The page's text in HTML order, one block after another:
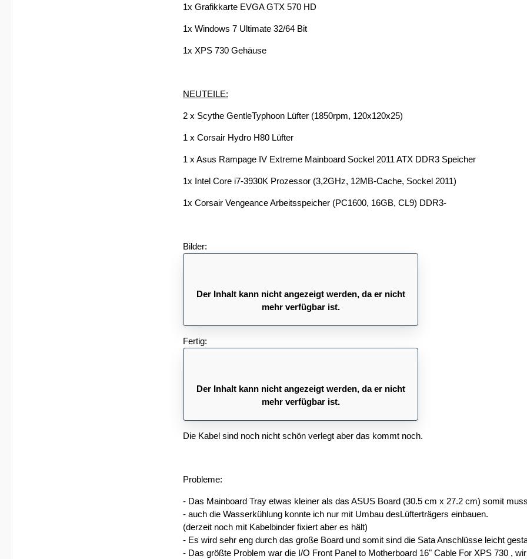
1x Grafikkarte EVGA GTX 570 HD
1x Windows 7 Ultimate 32/64 Bit
1x XPS 730 Gehäuse
NEUTEILE:
2 x Scythe GentleTyphoon Lüfter (1850rpm, 120x120x25)
1 x Corsair Hydro H80 Lüfter
1 x Asus Rampage IV Extreme Mainboard Sockel 2011 ATX DDR3 Speicher
1x Intel Core i7-3930K Prozessor (3,2GHz, 12MB-Cache, Sockel 2011)
1x Corsair Vengeance Arbeitsspeicher (PC1600, 16GB, CL9) DDR3-
Bilder:
Der Inhalt kann nicht angezeigt werden, da er nicht
mehr verfügbar ist.
Fertig:
Der Inhalt kann nicht angezeigt werden, da er nicht
mehr verfügbar ist.
Die Kabel sind noch nicht schön verlegt aber das kommt noch.
Probleme:
- Das Mainboard Tray etwas kleiner als das ASUS Board (30.5 cm x 27.2 cm) somit
- auch die Wasserkühlung konnte ich nur mit Umbau desLüfterträgers einbauen.
(derzeit noch mit Kabelbinder fixiert aber es hält)
- Es wird sehr eng durch das große Board und somit sind die Sata Anschlüsse leicht
- Das größte Problem war die I/O Front Panel to Motherboard 16" Cable For XPS 730 ,